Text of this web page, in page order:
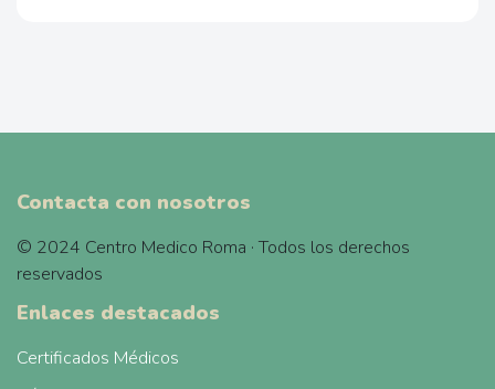
Contacta con nosotros
© 2024 Centro Medico Roma · Todos los derechos
reservados
Enlaces destacados
Certificados Médicos